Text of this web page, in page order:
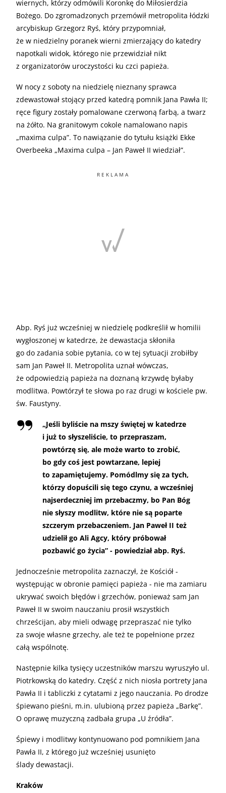
wiernych, którzy odmówili Koronkę do Miłosierdzia
Bożego. Do zgromadzonych przemówił metropolita łódzki
arcybiskup Grzegorz Ryś, który przypomniał,
że w niedzielny poranek wierni zmierzający do katedry
napotkali widok, którego nie przewidział nikt
z organizatorów uroczystości ku czci papieża.
W nocy z soboty na niedzielę nieznany sprawca
zdewastował stojący przed katedrą pomnik Jana Pawła II;
ręce figury zostały pomalowane czerwoną farbą, a twarz
na żółto. Na granitowym cokole namalowano napis
„maxima culpa”. To nawiązanie do tytułu książki Ekke
Overbeeka „Maxima culpa – Jan Paweł II wiedział”.
REKLAMA
Abp. Ryś już wcześniej w niedzielę podkreślił w homilii
wygłoszonej w katedrze, że dewastacja skłoniła
go do zadania sobie pytania, co w tej sytuacji zrobiłby
sam Jan Paweł II. Metropolita uznał wówczas,
że odpowiedzią papieża na doznaną krzywdę byłaby
modlitwa. Powtórzył te słowa po raz drugi w kościele pw.
św. Faustyny.
„Jeśli byliście na mszy świętej w katedrze
i już to słyszeliście, to przepraszam,
powtórzę się, ale może warto to zrobić,
bo gdy coś jest powtarzane, lepiej
to zapamiętujemy. Pomódlmy się za tych,
którzy dopuścili się tego czynu, a wcześniej
najserdeczniej im przebaczmy, bo Pan Bóg
nie słyszy modlitw, które nie są poparte
szczerym przebaczeniem. Jan Paweł II też
udzielił go Ali Agcy, który próbował
pozbawić go życia” - powiedział abp. Ryś.
Jednocześnie metropolita zaznaczył, że Kościół -
występując w obronie pamięci papieża - nie ma zamiaru
ukrywać swoich błędów i grzechów, ponieważ sam Jan
Paweł II w swoim nauczaniu prosił wszystkich
chrześcijan, aby mieli odwagę przepraszać nie tylko
za swoje własne grzechy, ale też te popełnione przez
całą wspólnotę.
Następnie kilka tysięcy uczestników marszu wyruszyło ul.
Piotrkowską do katedry. Część z nich niosła portrety Jana
Pawła II i tabliczki z cytatami z jego nauczania. Po drodze
śpiewano pieśni, m.in. ulubioną przez papieża „Barkę”.
O oprawę muzyczną zadbała grupa „U źródła”.
Śpiewy i modlitwy kontynuowano pod pomnikiem Jana
Pawła II, z którego już wcześniej usunięto
ślady dewastacji.
Kraków